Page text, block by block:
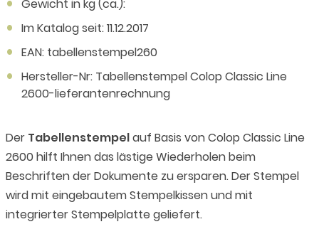
Gewicht in kg (ca.):
Im Katalog seit: 11.12.2017
EAN: tabellenstempel260
Hersteller-Nr: Tabellenstempel Colop Classic Line
2600-lieferantenrechnung
Der Tabellenstempelauf Basis von Colop Classic Line
2600 hilft Ihnen das lästige Wiederholen beim
Beschriften der Dokumente zu ersparen. Der Stempel
wird mit eingebautem Stempelkissen und mit
integrierter Stempelplatte geliefert.